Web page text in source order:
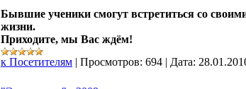
Бывшие ученики смогут встретиться со
жизни.
Приходите, мы Вас ждём!
к Посетителям | Просмотров: 694 | Дата: